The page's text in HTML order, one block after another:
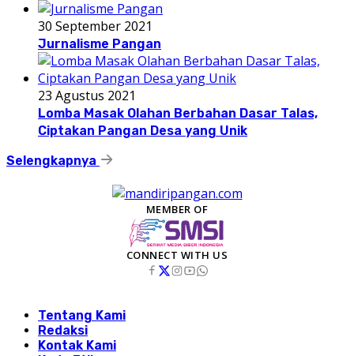
30 September 2021
Jurnalisme Pangan
23 Agustus 2021
Lomba Masak Olahan Berbahan Dasar Talas,
Ciptakan Pangan Desa yang Unik
Selengkapnya
MEMBER OF
CONNECT WITH US
Tentang Kami
Redaksi
Kontak Kami